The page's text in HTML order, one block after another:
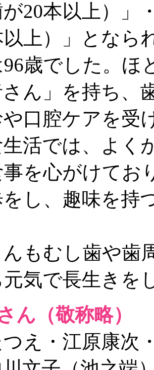
が20本以上）」
以上）」となら
歳でした。ほ
ん」を持ち、
口腔ケアを受
活では、よく
を心がけてお
し、趣味を持
もむし歯や歯
元気で長生きを
ん（敬称略）
え・江原康次